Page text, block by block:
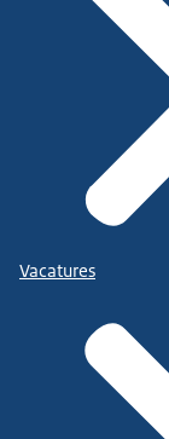
Vacatures